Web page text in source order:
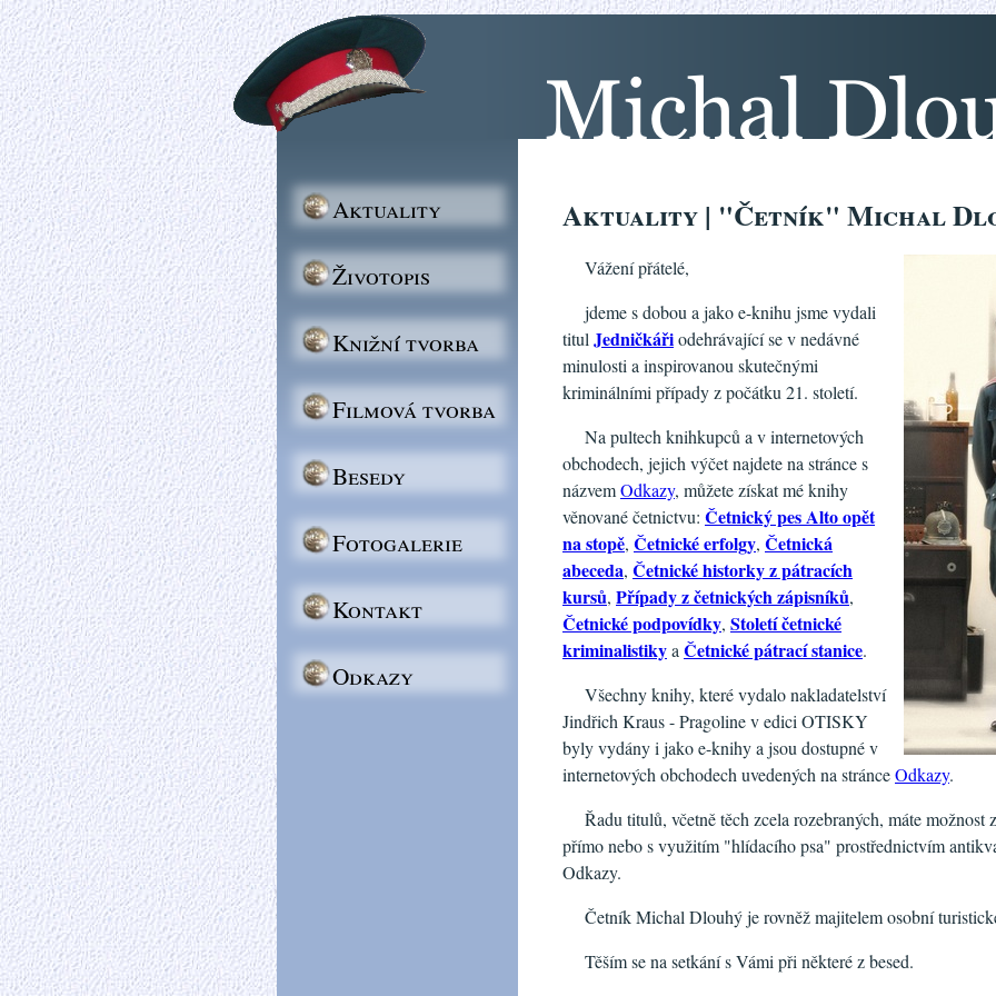
Aktuality
Životopis
Knižní tvorba
Filmová tvorba
Besedy
Fotogalerie
Kontakt
Odkazy
Aktuality | "Četník" Michal
Vážení přátelé,
jdeme s dobou a jako e-knihu jsme vydali
titul Jedničkářiodehrávající se v nedávné
minulosti a inspirovanou skutečnými
kriminálními případy z počátku 21. století.
Na pultech knihkupců a v internetových
obchodech, jejich výčet najdete na stránce s
názvemOdkazy, můžete získat mé knihy
věnované četnictvu: Četnický pes Alto opět
na stopě, Četnické erfolgy, Četnická
abeceda, Četnické historky z pátracích
kursů, Případy z četnických zápisníků,
Četnické podpovídky, Století četnické
kriminalistikya Četnické pátrací stanice.
Všechny knihy, které vydalo nakladatelství
Jindřich Kraus - Pragoline v edici OTISKY
byly vydány i jako e-knihy a jsou dostupné v
internetových obchodech uvedených na stránceOdkazy.
Řadu titulů, včetně těch zcela rozebraných, máte
přímo nebo s využitím "hlídacího psa" prostřednictvím
Odkazy.
Četník Michal Dlouhý je rovněž majitelem osobní
Těším se na setkání s Vámi při některé z besed.